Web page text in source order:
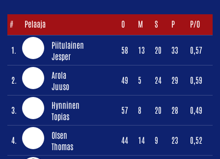
# Pelaaja O M S P P/O
1.
Piitulainen
Jesper
58 13 20 33 0,57
2.
Arola
Juuso
49 5 24 29 0,59
3.
Hynninen
Topias
57 8 20 28 0,49
4.
Olsen
Thomas
44 14 9 23 0,52